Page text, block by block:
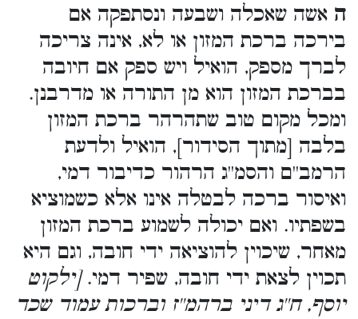
ה אשה שאכלה ושבעה ונסתפקה אם
בירכה ברכת המזון או לא, אינה צריכה
לברך מספק, הואיל ויש ספק אם חיובה
בברכת המזון הוא מן התורה או מדרבנן.
ומכל מקום טוב שתהרהר ברכת המזון
בלבה [מתוך הסידור], הואיל ולדעת
הרמב''ם והסמ''ג הרהור כדיבור דמי,
ואיסור ברכה לבטלה אינו אלא כשמוציא
בשפתיו. ואם יכולה לשמוע ברכת המזון
מאחר, שיכוין להוציאה ידי חובה, וגם היא
תכוין לצאת ידי חובה, שפיר דמי.[ילקוט
יוסף, ח''ג דיני ברהמ''ז וברכות עמוד שכד